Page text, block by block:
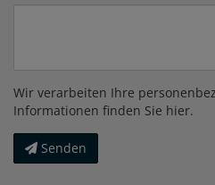
Wir verarbeiten Ihre
Informationen finden Sie hier.
Senden